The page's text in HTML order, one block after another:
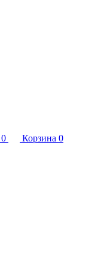
0 Корзина 0